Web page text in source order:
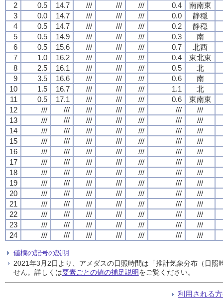
2
0.5 14.7 /// /// /// 0.4
南南東
3
0.0 14.7 /// /// /// 0.0
静穏
4
0.5 14.7 /// /// /// 0.2
静穏
5
0.5 14.9 /// /// /// 0.3
南
6
0.5 15.6 /// /// /// 0.7
北西
7
1.0 16.2 /// /// /// 0.4
東北東
8
2.5 16.1 /// /// /// 0.5
北
9
3.5 16.6 /// /// /// 0.6
南
10
1.5 16.7 /// /// /// 1.1
北
11
0.5 17.1 /// /// /// 0.6
東南東
12
/// /// /// /// /// ///
///
13
/// /// /// /// /// ///
///
14
/// /// /// /// /// ///
///
15
/// /// /// /// /// ///
///
16
/// /// /// /// /// ///
///
17
/// /// /// /// /// ///
///
18
/// /// /// /// /// ///
///
19
/// /// /// /// /// ///
///
20
/// /// /// /// /// ///
///
21
/// /// /// /// /// ///
///
22
/// /// /// /// /// ///
///
23
/// /// /// /// /// ///
///
24
/// /// /// /// /// /// ///
値欄の記号の説明
2021年3月2日より、アメダスの日照時間は「推計気象分布（日
せん。詳しくは要素ごとの値の補足説明をご覧ください。
利用される